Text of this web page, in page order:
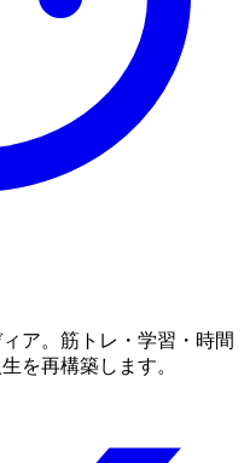
ア。筋トレ・学習・時間
を再構築します。